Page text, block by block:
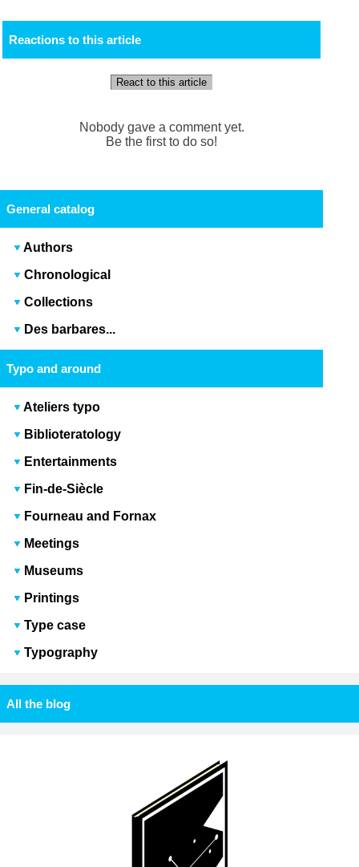
Reactions to this article
React to this article
Nobody gave a comment yet.
Be the first to do so!
General catalog
Authors
Chronological
Collections
Des barbares...
Typo and around
Ateliers typo
Biblioteratology
Entertainments
Fin-de-Siècle
Fourneau and Fornax
Meetings
Museums
Printings
Type case
Typography
All the blog